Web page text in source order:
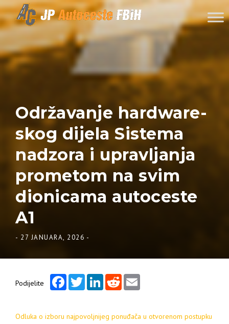
Skip to content
Održavanje hardware-
skog dijela Sistema
nadzora i upravljanja
prometom na svim
dionicama autoceste
A1
- 27 JANUARA, 2026 -
Podijelite
FacebookTwitterLinkedInReddit
Odluka o izboru najpovoljnijeg ponuđača u otvorenom postupku